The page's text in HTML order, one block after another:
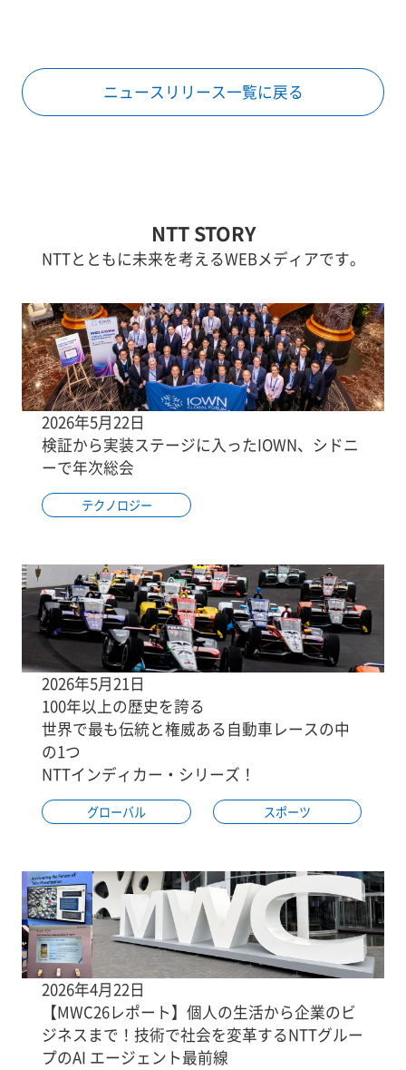
ニュースリリース一覧に戻る
NTT STORY
NTTとともに未来を考えるWEBメディアです。
2026年5月22日
検証から実装ステージに入ったIOWN、シドニ
ーで年次総会
テクノロジー
2026年5月21日
100年以上の歴史を誇る
世界で最も伝統と権威ある自動車レースの中
の1つ
NTTインディカー・シリーズ！
グローバル スポーツ
2026年4月22日
【MWC26レポート】個人の生活から企業のビ
ジネスまで！技術で社会を変革するNTTグルー
プのAI エージェント最前線